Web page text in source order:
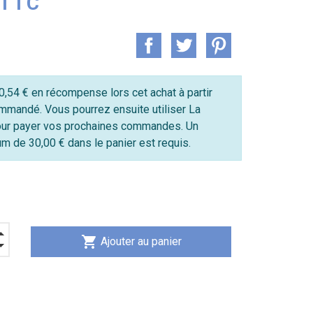
€ en récompense lors cet achat à partir
Vous pourrez ensuite utiliser La
payer vos prochaines commandes. Un
de 30,00 € dans le panier est requis.
shopping_cart Ajouter au panier